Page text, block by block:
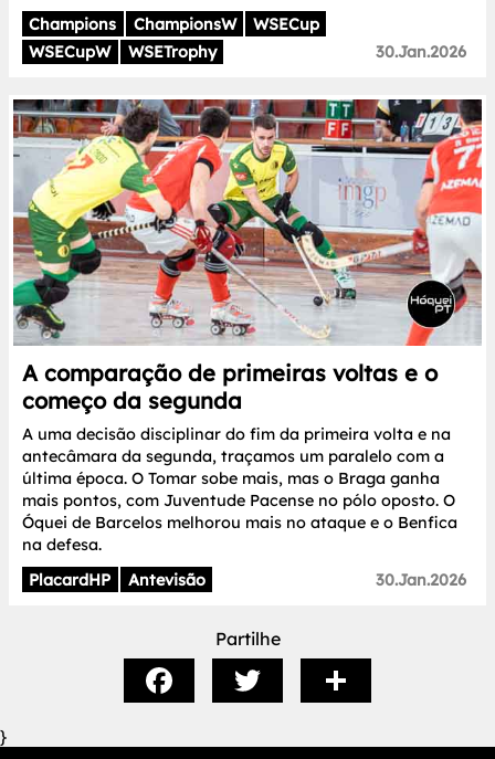
Champions
ChampionsW
WSECup
WSECupW
WSETrophy 30.Jan.2026
A comparação de primeiras voltas e o
começo da segunda
A uma decisão disciplinar do fim da primeira volta e na
antecâmara da segunda, traçamos um paralelo com a
última época. O Tomar sobe mais, mas o Braga ganha
mais pontos, com Juventude Pacense no pólo oposto. O
Óquei de Barcelos melhorou mais no ataque e o Benfica
na defesa.
PlacardHP
Antevisão 30.Jan.2026
Partilhe
}